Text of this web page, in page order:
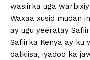
wasiirka uga
Waxaa xusid mudan
ay ugu yeeratay
Safiirka Kenya ay ku
dalkiisa, iyadoo ka